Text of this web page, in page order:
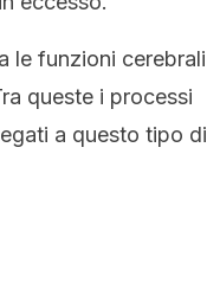
le funzioni cerebrali
queste i processi
a questo tipo di